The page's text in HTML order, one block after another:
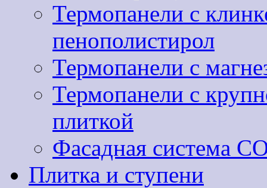
Термопанели с
пенополистирол
Термопанели с
Термопанели с
плиткой
Фасадная система
Плитка и ступени